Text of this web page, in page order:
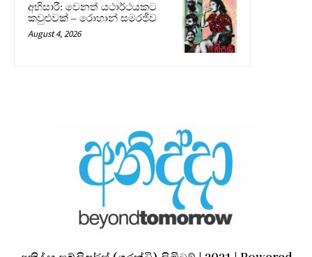
අභිසාරී: වෙනත් යථාර්ථයකට
කවුළුවක් – රොහාන් සමරජීව
August 4, 2026